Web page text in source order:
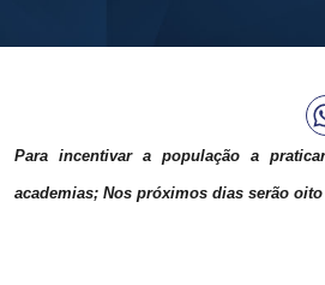
Para incentivar a população a
academias; Nos próximos dias serão oito